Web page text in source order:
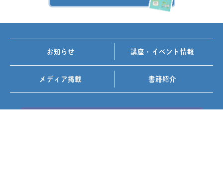
お知らせ 講座・イベント情報
メディア掲載 書籍紹介